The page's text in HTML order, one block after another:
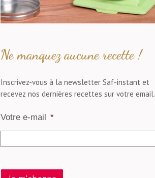
Ne manquez aucune recette !
Inscrivez-vous à la newsletter Saf-instant et
recevez nos dernières recettes sur votre email.
Votre e-mail *